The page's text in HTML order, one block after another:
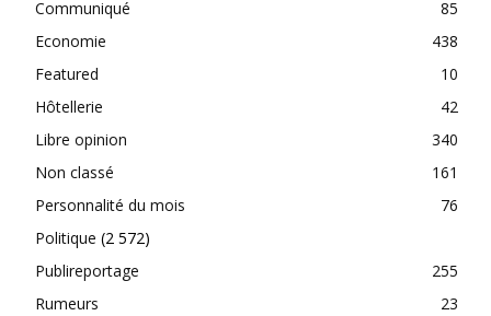
Communiqué
85
Economie
438
Featured
10
Hôtellerie
42
Libre opinion
340
Non classé
161
Personnalité du mois
76
Politique (2 572)
Publireportage
255
Rumeurs
23